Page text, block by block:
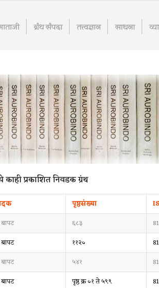
ग्रंथ संपदा तत्त्वज्ञान साधना
काही प्रकाशित निवडक ग्रंथ
पृष्ठसंख्या
६८३
११२०
५४१
पृष्ठ क्र ०१ ते ५९९